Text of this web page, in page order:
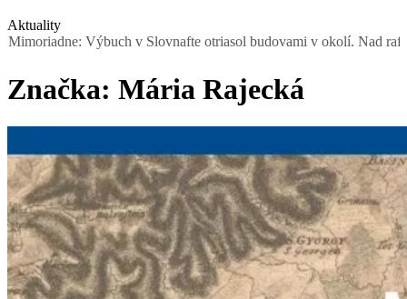
Aktuality
Výbuch v Slovnafte otriasol budovami v okolí. Nad rafinériou
Značka: Mária Rajecká